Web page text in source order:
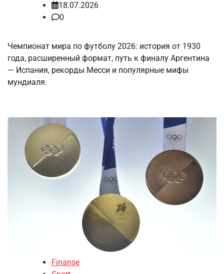
18.07.2026
0
Чемпионат мира по футболу 2026: история от 1930
года, расширенный формат, путь к финалу Аргентина
— Испания, рекорды Месси и популярные мифы
мундиаля.
Finanse